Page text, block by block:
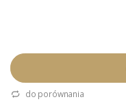
do porównania